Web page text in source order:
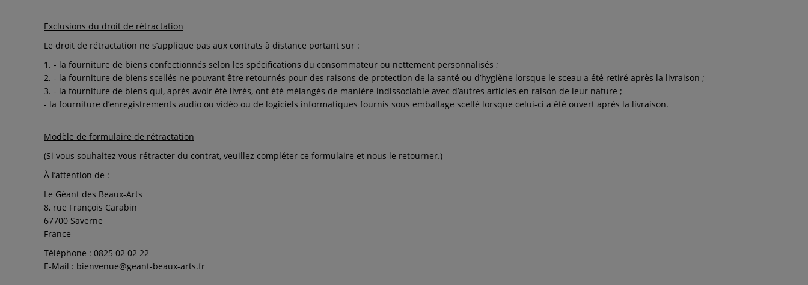
Exclusions du droit de rétractation
Le droit de rétractation ne s’applique pas aux contrats à distance portant sur :
- la fourniture de biens confectionnés selon les spécifications du consommateur ou nettement personnalisés ;
- la fourniture de biens scellés ne pouvant être retournés pour des raisons de protection de la santé ou d’hygiène lorsque le sceau a été retiré après la livraison ;
- la fourniture de biens qui, après avoir été livrés, ont été mélangés de manière indissociable avec d’autres articles en raison de leur nature ;
- la fourniture d’enregistrements audio ou vidéo ou de logiciels informatiques fournis sous emballage scellé lorsque celui-ci a été ouvert après la livraison.
Modèle de formulaire de rétractation
(Si vous souhaitez vous rétracter du contrat, veuillez compléter ce formulaire et nous le retourner.)
À l’attention de :
Le Géant des Beaux-Arts
8, rue François Carabin
67700 Saverne
France
Téléphone : 0825 02 02 22
E-Mail : bienvenue@geant-beaux-arts.fr